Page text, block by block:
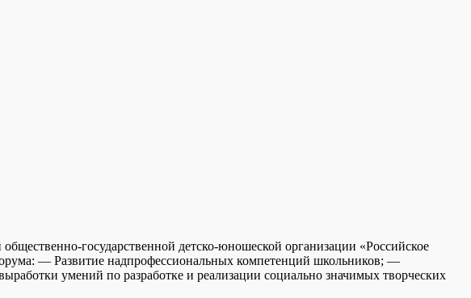
государственной детско-юношеской организации «Российское
— Развитие надпрофессиональных компетенций школьников; —
умений по разработке и реализации социально значимых творческих